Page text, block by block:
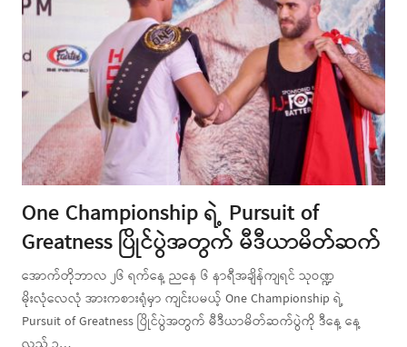
One Championship ရဲ့ Pursuit of
Greatness ပြိုင်ပွဲအတွက် မီဒီယာမိတ်ဆက်
အောက်တိုဘာလ ၂၆ ရက်နေ့ ညနေ ၆ နာရီအချိန်ကျရင် သုဝဏ္ဍ
မိုးလုံလေလုံ အားကစားရုံမှာ ကျင်းပမယ့် One Championship ရဲ့
Pursuit of Greatness ပြိုင်ပွဲအတွက် မီဒီယာမိတ်ဆက်ပွဲကို ဒီနေ့ နေ့